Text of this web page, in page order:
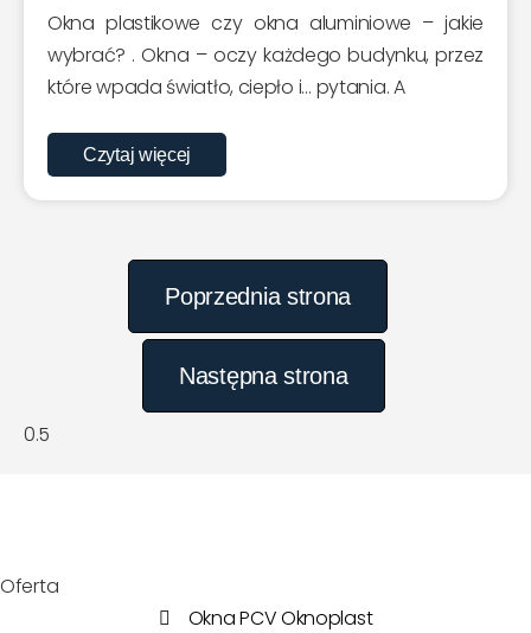
Okna plastikowe czy okna aluminiowe – jakie
wybrać? . Okna – oczy każdego budynku, przez
które wpada światło, ciepło i… pytania. A
Czytaj więcej
Poprzednia strona
Następna strona
Oferta
Okna PCV Oknoplast